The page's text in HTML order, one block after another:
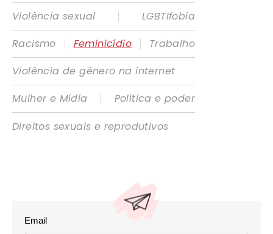
Violência sexual
|
LGBTIfobia
Racismo
| Feminicídio |
Trabalho
Violência de gênero na internet
Mulher e Mídia
|
Política e poder
Direitos sexuais e reprodutivos